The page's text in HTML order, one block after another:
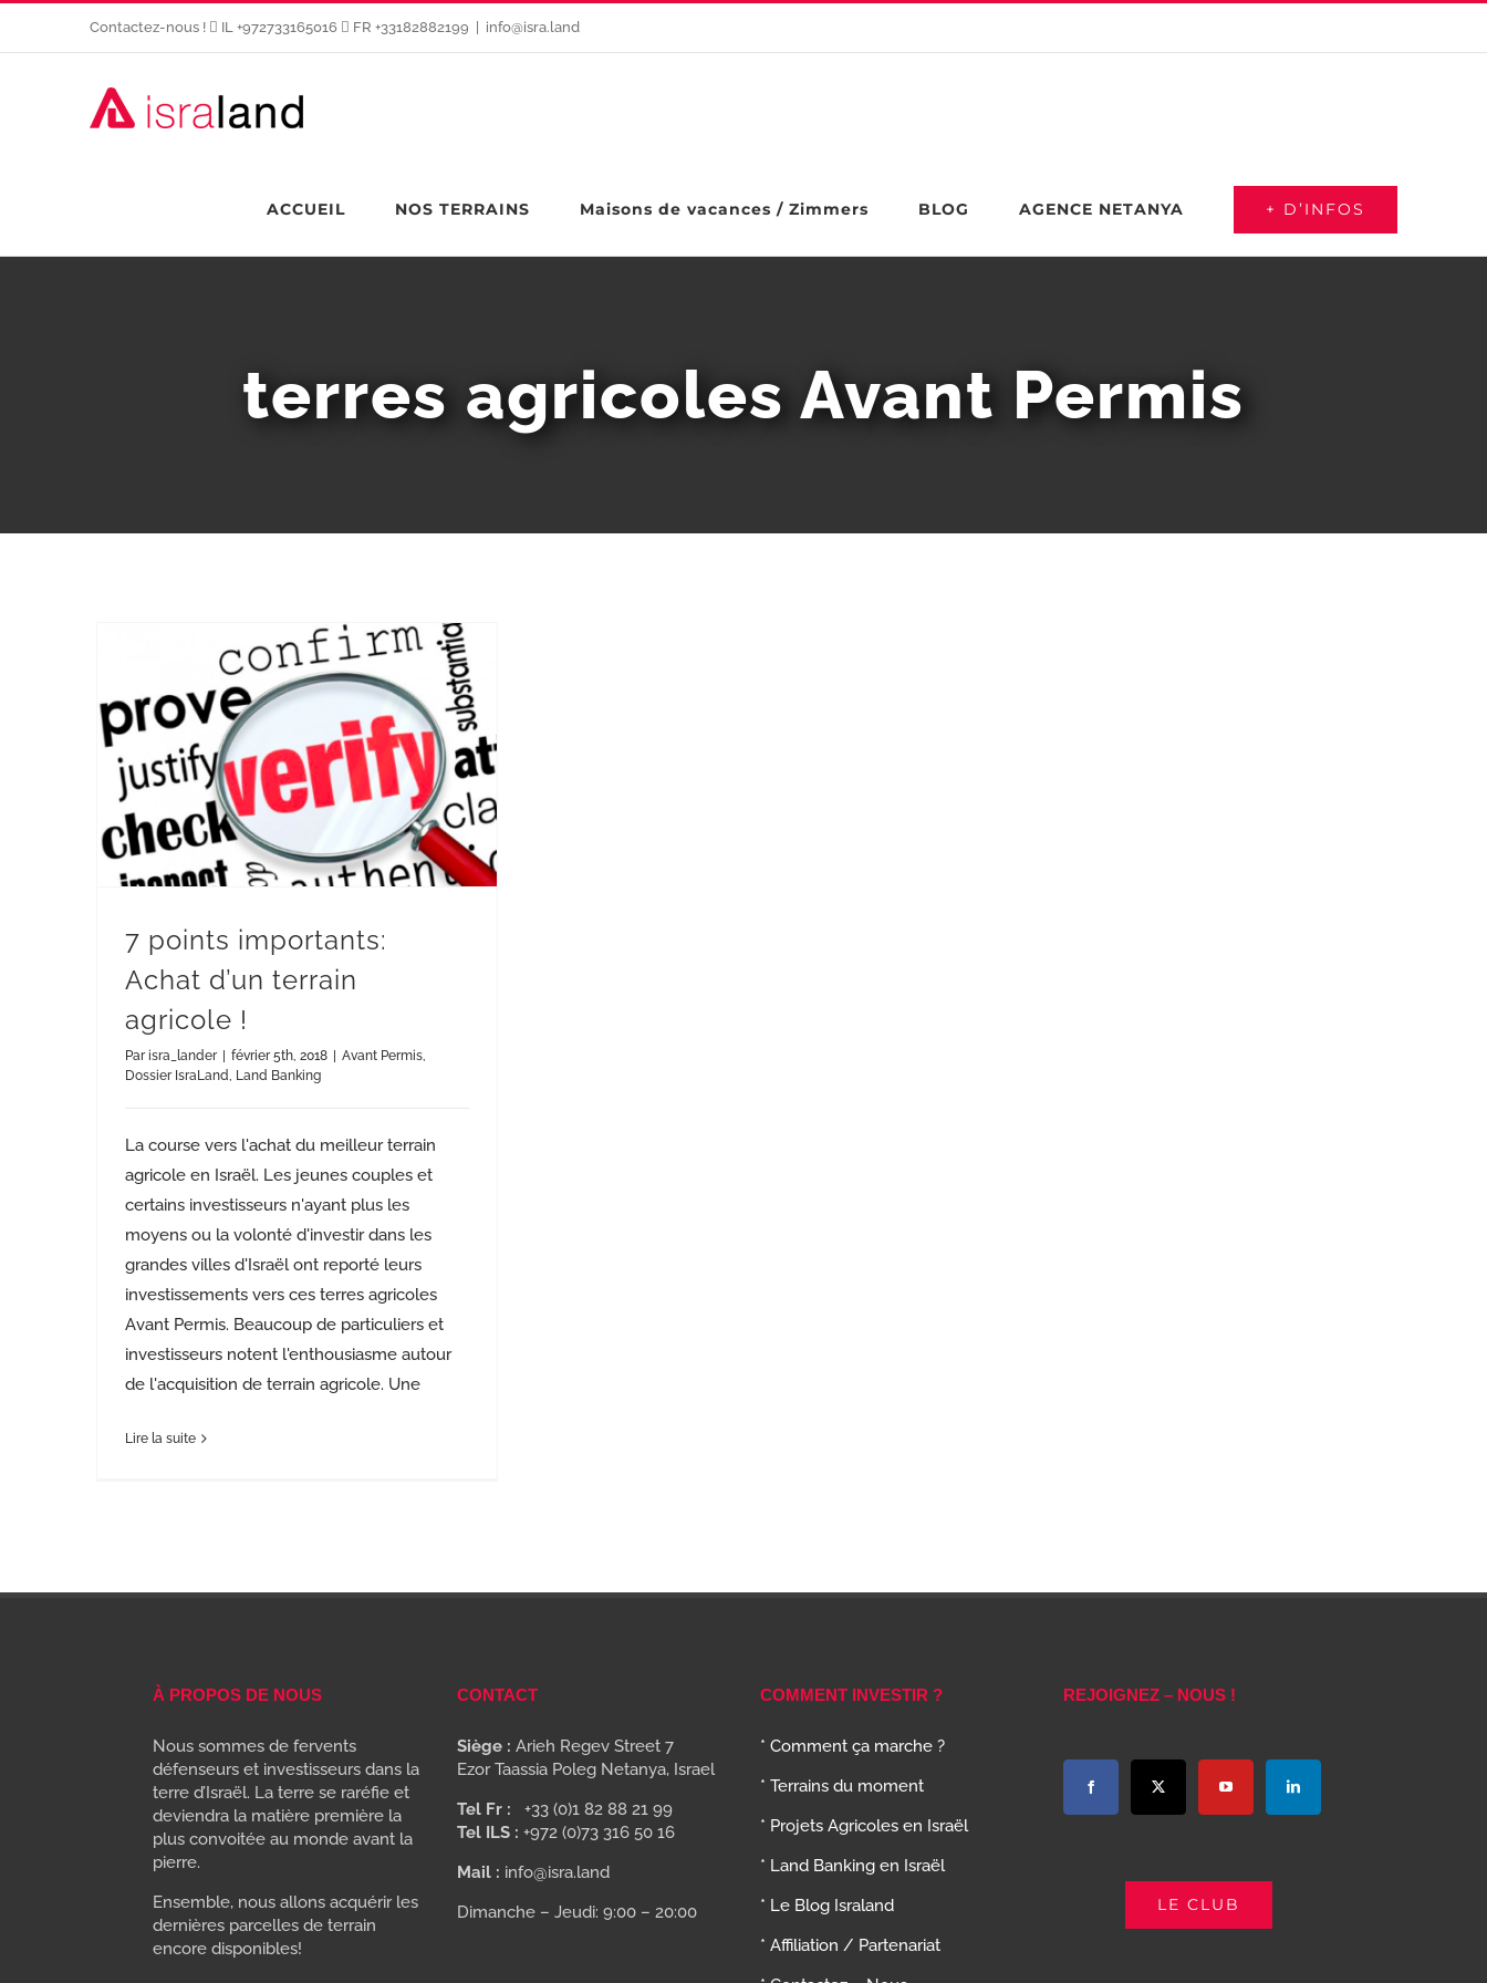
Contactez-nous ! IL +972733165016 FR +33182882199 info@isra.land
ACCUEIL NOS TERRAINS Maisons de vacances / Zimmers BLOG AGENCE NETANYA + D’INFOS
terres agricoles Avant Permis
7 points importants:
Achat d’un terrain
agricole !
Parisra_lander février 5th, 2018 Avant Permis,
Dossier IsraLand, Land Banking
La course vers l'achat du meilleur terrain
agricole en Israël. Les jeunes couples et
certains investisseurs n'ayant plus les
moyens ou la volonté d'investir dans les
grandes villes d'Israël ont reporté leurs
investissements vers ces terres agricoles
Avant Permis. Beaucoup de particuliers et
investisseurs notent l'enthousiasme autour
de l'acquisition de terrain agricole. Une
Lire la suite
À PROPOS DE NOUS
Nous sommes de fervents
défenseurs et investisseurs dans la
terre d’Israël. La terre se raréfie et
deviendra la matière première la
plus convoitée au monde avant la
pierre.
Ensemble, nous allons acquérir les
dernières parcelles de terrain
encore disponibles!
CONTACT
Siège : Arieh Regev Street 7
Ezor Taassia Poleg Netanya, Israel
Tel Fr : +33 (0)1 82 88 21 99
Tel ILS : +972 (0)73 316 50 16
Mail : info@isra.land
Dimanche – Jeudi: 9:00 – 20:00
COMMENT INVESTIR ?
* Comment ça marche ?
* Terrains du moment
* Projets Agricoles en Israël
* Land Banking en Israël
* Le Blog Israland
* Affiliation / Partenariat
REJOIGNEZ – NOUS !
LE CLUB